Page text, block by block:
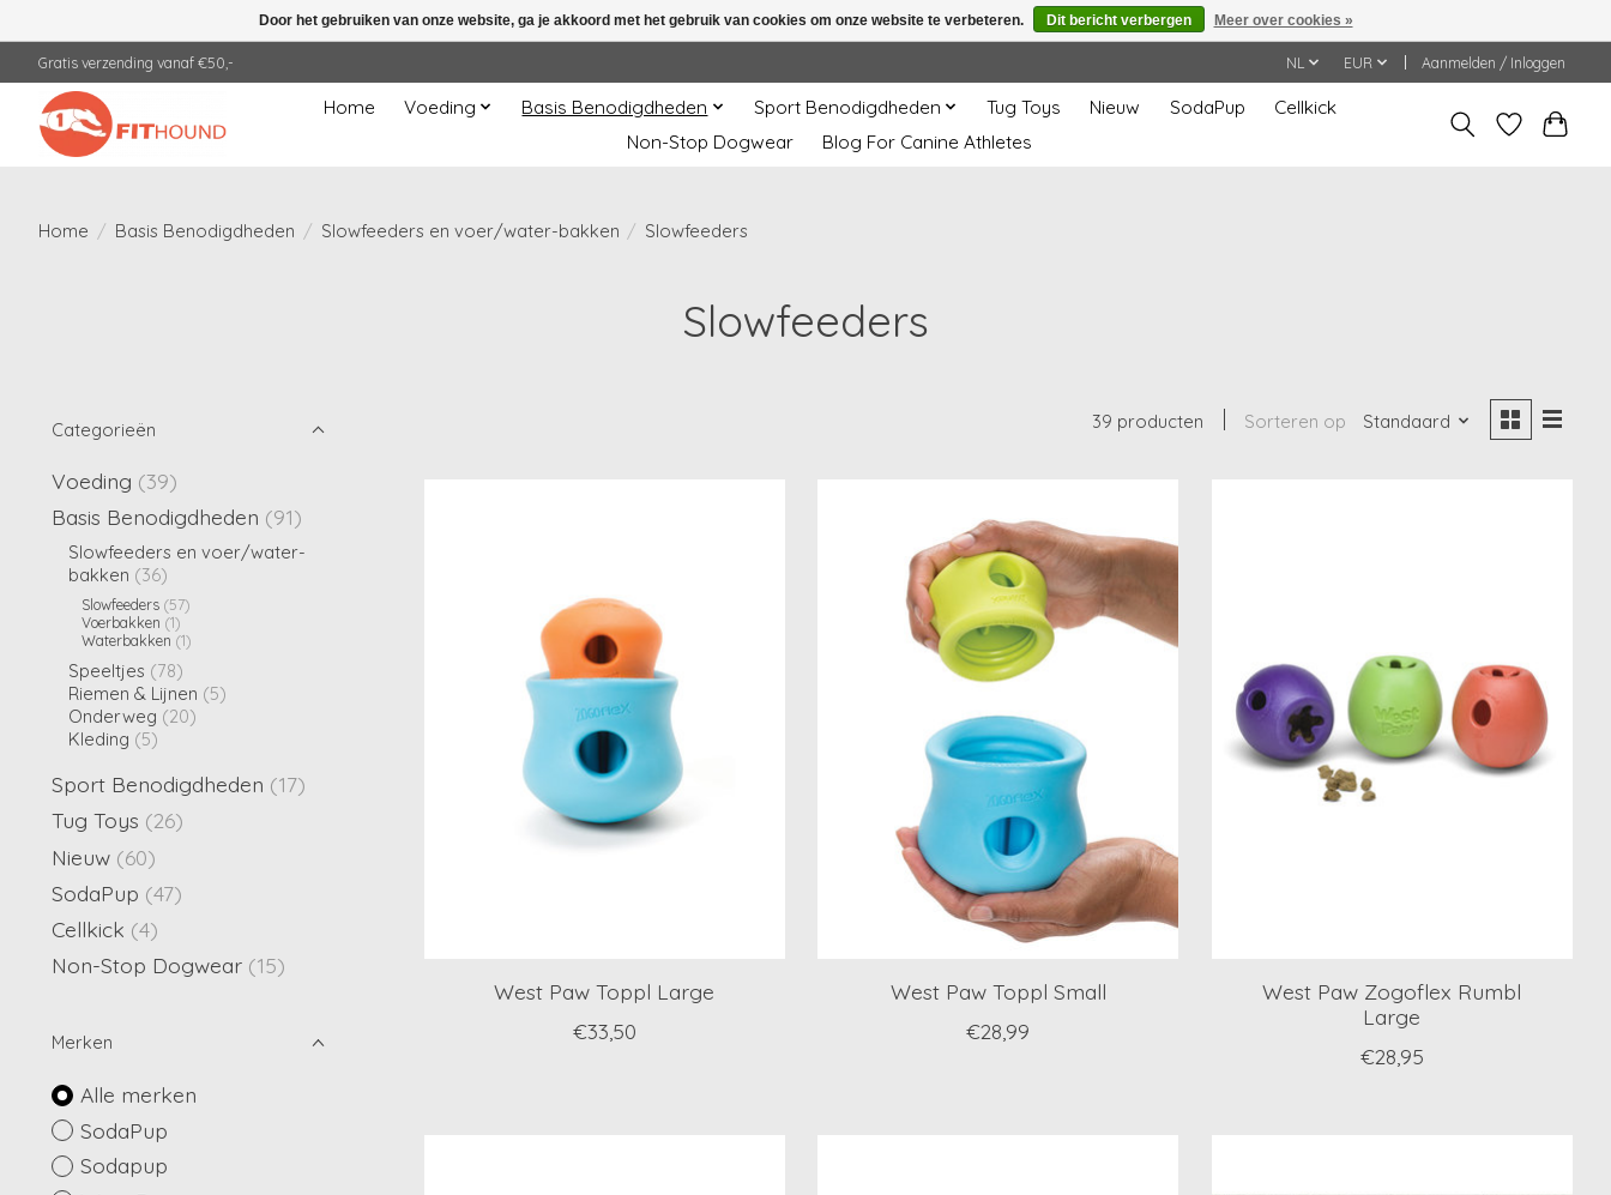
Gratis verzending vanaf €50,- NL EUR Aanmelden / Inloggen
Home Voeding Basis Benodigdheden Sport Benodigdheden Tug Toys Nieuw SodaPup
Cellkick
Non-Stop Dogwear
Blog For Canine Athletes
Home / Basis Benodigdheden / Slowfeeders en voer/water-bakken / Slowfeeders
Slowfeeders
Categorieën
Voeding (39)
Basis Benodigdheden (91)
Slowfeeders en voer/water-
bakken (36)
Slowfeeders (57)
Voerbakken (1)
Waterbakken (1)
Speeltjes (78)
Riemen & Lijnen (5)
Onderweg (20)
Kleding (5)
Sport Benodigdheden (17)
Tug Toys (26)
Nieuw (60)
SodaPup (47)
Cellkick (4)
Non-Stop Dogwear (15)
Merken
Alle merken
SodaPup
Sodapup
39 producten Sorteren op Standaard
West Paw Toppl Large
€33,50
West Paw Toppl Small
€28,99
West Paw Zogoflex Rumbl
Large
€28,95
Door het gebruiken van onze website, ga je akkoord met het gebruik van cookies om onze website te verbeteren. Dit bericht verbergen Meer over cookies »